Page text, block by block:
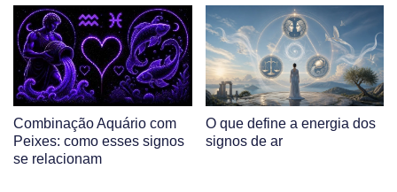
Combinação Aquário com
Peixes: como esses signos
se relacionam
O que define a energia dos
signos de ar